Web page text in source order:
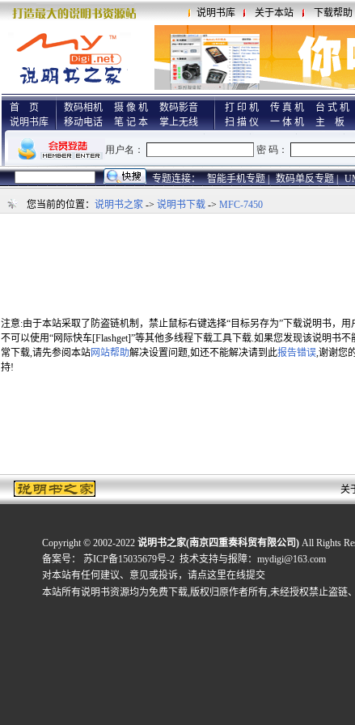
说明书库 关于本站 下载帮助
首 页
说明书库
数码相机 摄 像 机
数码影音
移动电话
笔 记 本 掌上无线
打 印 机 传 真 机
台 式 机
扫 描 仪
一 体 机 主 板
专题连接： 智能手机专题 | 数码单反专题 |
您当前的位置： 说明书之家 -> 说明书下载 -> MFC-7450
注意:由于本站采取了防盗链机制，禁止鼠标右键选择“目标另存为”下载说明书，用
不可以使用“网际快车[Flashget]”等其他多线程下载工具下载.如果您发现该说明书不
常下载,请先参阅本站网站帮助解决设置问题,如还不能解决请到此报告错误,谢谢您
持!
关
Copyright © 2002-2022 说明书之家(南京四重奏科贸有限公司) All Rights
备案号：
苏ICP备15035679号-2 技术支持与报障：mydigi@163.com
对本站有任何建议、意见或投诉， 请点这里在线提交
本站所有说明书资源均为免费下载,版权归原作者所有,未经授权禁止盗链